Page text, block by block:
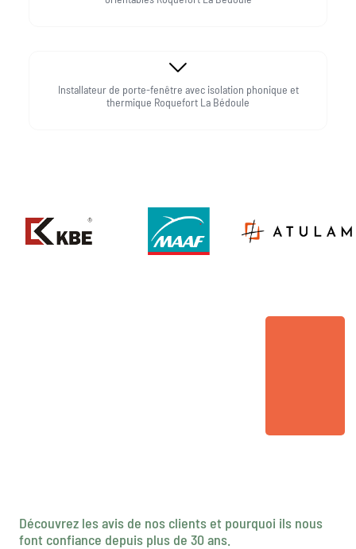
Installateur de porte-fenêtre avec isolation phonique et
thermique Roquefort La Bédoule
Découvrez les avis de nos clients et pourquoi ils nous
font confiance depuis plus de 30 ans.